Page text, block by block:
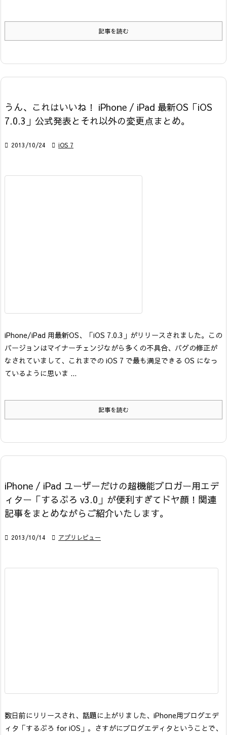
記事を読む
うん、これはいいね！ iPhone / iPad 最新OS「iOS
7.0.3」公式発表とそれ以外の変更点まとめ。
 2013/10/24  iOS 7
iPhone/iPad 用最新OS、「iOS 7.0.3」がリリースされました。この
バージョンはマイナーチェンジながら多くの不具合、バグの修正が
なされていまして、これまでの iOS 7 で最も満足できる OS になっ
ているように思いま ...
記事を読む
iPhone / iPad ユーザーだけの超機能ブロガー用エデ
ィター「するぷろ v3.0」が便利すぎてドヤ顔！関連
記事をまとめながらご紹介いたします。
 2013/10/14  アプリレビュー
数日前にリリースされ、話題に上がりました、iPhone用ブログエデ
ィタ「するぷろ for iOS」。 さすがにブログエディタということで、